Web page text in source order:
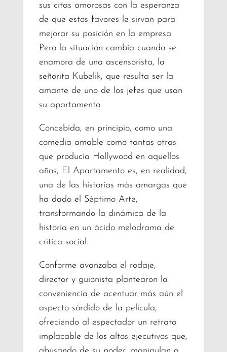
sus citas amorosas con la esperanza
de que estos favores le sirvan para
mejorar su posición en la empresa.
Pero la situación cambia cuando se
enamora de una ascensorista, la
señorita Kubelik, que resulta ser la
amante de uno de los jefes que usan
su apartamento.
Concebida, en principio, como una
comedia amable como tantas otras
que producía Hollywood en aquellos
años, El Apartamento es, en realidad,
una de las historias más amargas que
ha dado el Séptimo Arte,
transformando la dinámica de la
historia en un ácido melodrama de
crítica social.
Conforme avanzaba el rodaje,
director y guionista plantearon la
conveniencia de acentuar más aún el
aspecto sórdido de la película,
ofreciendo al espectador un retrato
implacable de los altos ejecutivos que,